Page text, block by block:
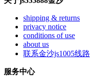
shipping & returns
privacy notice
conditions of use
about us
联系金沙js1005线路
服务中心